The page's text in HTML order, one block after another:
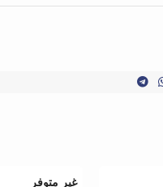
غير متوفر